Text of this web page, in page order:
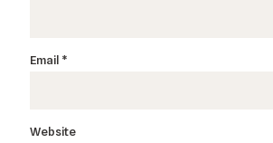
Email *
Website